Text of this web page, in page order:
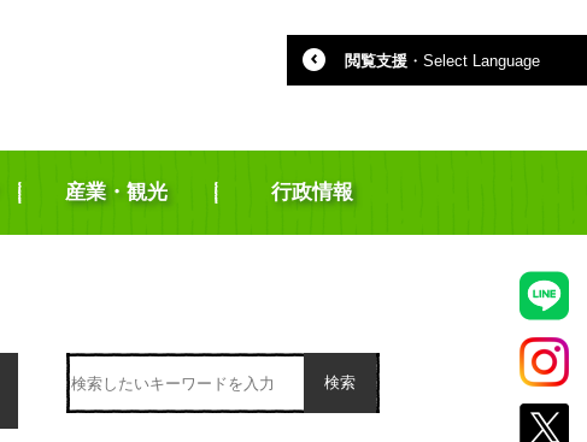
閲覧支援 ・ Select Language
産業・観光 行政情報
検索